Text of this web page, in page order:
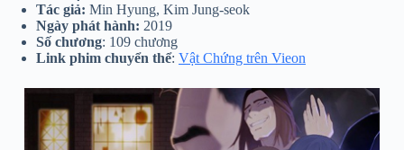
Tác giả: Min Hyung, Kim Jung-seok
Ngày phát hành: 2019
Số chương: 109 chương
Link phim chuyển thể: Vật Chứng trên Vieon